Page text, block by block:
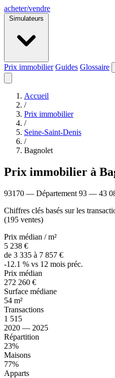
acheter/vendre
Simulateurs
Prix immobilier Guides Glossaire
Accueil
/
Prix immobilier
/
Seine-Saint-Denis
/
Bagnolet
Prix immobilier à
93170 — Département 93 — 43
Chiffres clés basés sur les
(195 ventes)
Prix médian / m²
5 238 €
de 3 335 à 7 857 €
-12.1 % vs 12 mois préc.
Prix médian
272 260 €
Surface médiane
54 m²
Transactions
1 515
2020 — 2025
Répartition
23%
Maisons
77%
Apparts